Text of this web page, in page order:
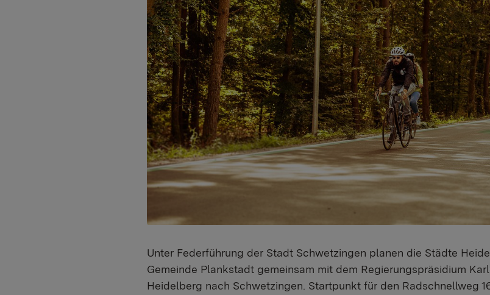
Unter Federführung der Stadt Schwetzingen planen die Städte
Gemeinde Plankstadt gemeinsam mit dem Regierungspräsidium
Heidelberg nach Schwetzingen. Startpunkt für den Radschnellweg